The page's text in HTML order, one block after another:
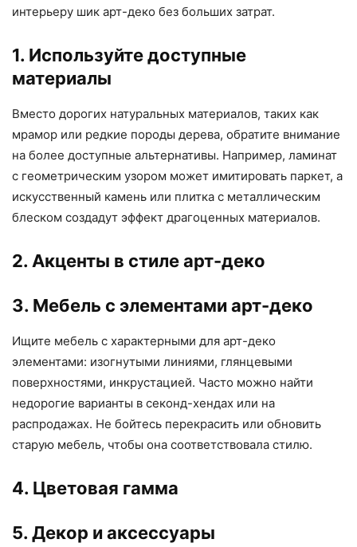
интерьеру шик арт-деко без больших затрат.
1. Используйте доступные
материалы
Вместо дорогих натуральных материалов, таких как
мрамор или редкие породы дерева, обратите внимание
на более доступные альтернативы. Например, ламинат
с геометрическим узором может имитировать паркет, а
искусственный камень или плитка с металлическим
блеском создадут эффект драгоценных материалов.
2. Акценты в стиле арт-деко
3. Мебель с элементами арт-деко
Ищите мебель с характерными для арт-деко
элементами: изогнутыми линиями, глянцевыми
поверхностями, инкрустацией. Часто можно найти
недорогие варианты в секонд-хендах или на
распродажах. Не бойтесь перекрасить или обновить
старую мебель, чтобы она соответствовала стилю.
4. Цветовая гамма
5. Декор и аксессуары